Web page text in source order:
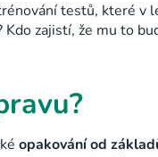
testů, které
zajistí, že mu to
opakování od